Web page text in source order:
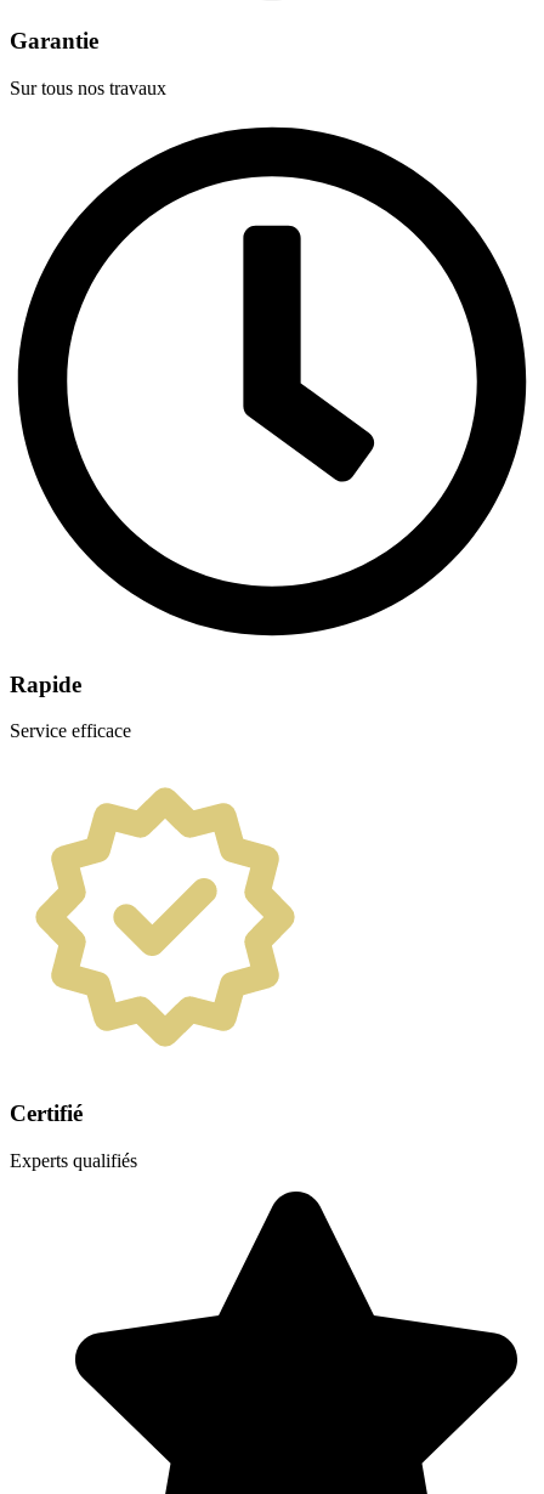
Garantie
Sur tous nos travaux
Rapide
Service efficace
Certifié
Experts qualifiés